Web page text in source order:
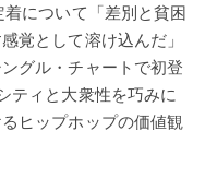
について「差別と貧困
覚として溶け込んだ」
グル・チャートで初登
ティと大衆性を巧みに
ヒップホップの価値観